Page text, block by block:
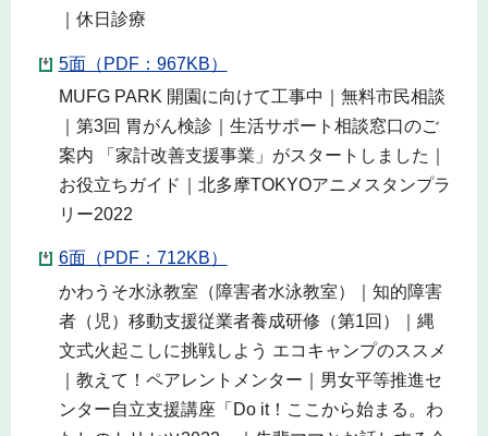
｜休日診療
5面（PDF：967KB）
MUFG PARK 開園に向けて工事中｜無料市民相談
｜第3回 胃がん検診｜生活サポート相談窓口のご
案内 「家計改善支援事業」がスタートしました｜
お役立ちガイド｜北多摩TOKYOアニメスタンプラ
リー2022
6面（PDF：712KB）
かわうそ水泳教室（障害者水泳教室）｜知的障害
者（児）移動支援従業者養成研修（第1回）｜縄
文式火起こしに挑戦しよう エコキャンプのススメ
｜教えて！ペアレントメンター｜男女平等推進セ
ンター自立支援講座「Do it！ここから始まる。わ